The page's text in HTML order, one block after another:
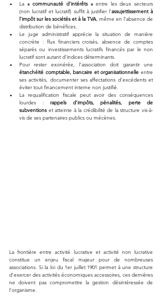
La « communauté d’intérêts » entre les deux secteurs
(non lucratif et lucratif) suffit à justifier l’assujettissement à
l’impôt sur les sociétés et à la TVA, même en l’absence de
distribution de bénéfices.
Le juge administratif apprécie la situation de manière
concrète : flux financiers croisés, absence de comptes
séparés ou investissements lucratifs financés par le non
lucratif sont autant d’indices déterminants.
étanchéité comptable, bancaire et organisationnelle entre
ses activités, documenter ses affectations d’excédents et
éviter tout financement interne non justifié.
La requalification fiscale peut avoir des conséquences
lourdes : rappels d’impôts, pénalités, perte de
subventions et atteinte à la crédibilité de la structure vis-à-
vis de ses partenaires publics ou mécènes.
La frontière entre activité lucrative et activité non lucrative
constitue un enjeu fiscal majeur pour de nombreuses
associations. Si la loi du 1er juillet 1901 permet à une structure
d’exercer des activités économiques accessoires, ces dernières
ne doivent pas compromettre la gestion désintéressée de
l’organisme.